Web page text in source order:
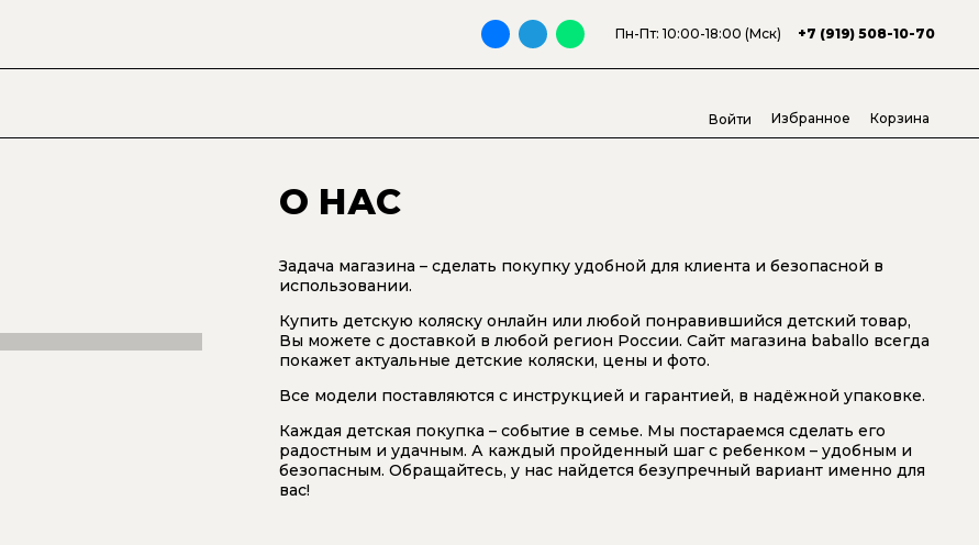
Пн-Пт: 10:00-18:00 (Мск) +7 (919) 508-10-70
Войти Избранное Корзина
О НАС
Задача магазина – сделать покупку удобной для клиента и безопасной в
использовании.
Купить детскую коляску онлайн или любой понравившийся детский товар,
Вы можете с доставкой в любой регион России. Сайт магазина baballo всегда
покажет актуальные детские коляски, цены и фото.
Все модели поставляются с инструкцией и гарантией, в надёжной упаковке.
Каждая детская покупка – событие в семье. Мы постараемся сделать его
радостным и удачным. А каждый пройденный шаг с ребенком – удобным и
безопасным. Обращайтесь, у нас найдется безупречный вариант именно для
вас!